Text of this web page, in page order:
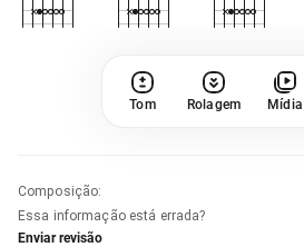
Tom Rolagem Mídia
Composição:
Essa informação está errada?
Enviar revisão